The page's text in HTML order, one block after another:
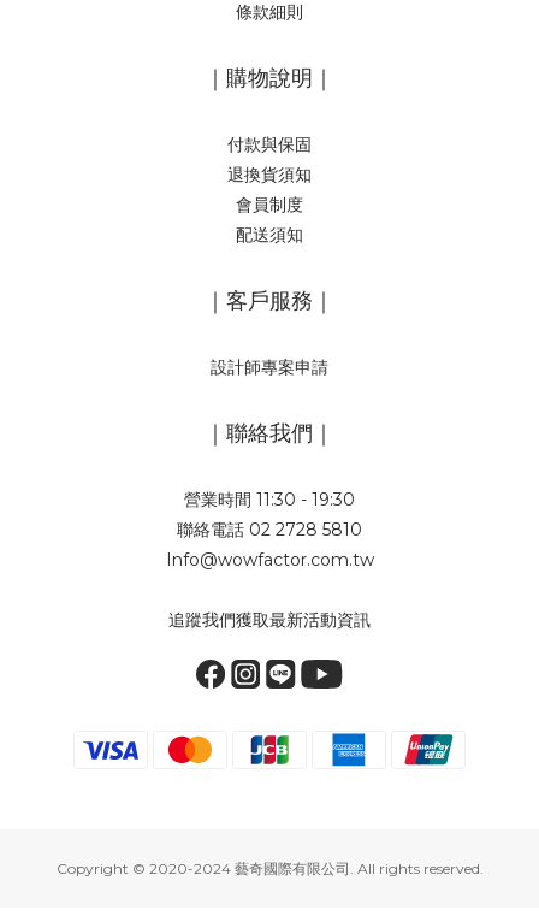
條款細則
｜購物說明｜
付款與保固
退換貨須知
會員制度
配送須知
｜客戶服務｜
設計師專案申請
｜聯絡我們｜
營業時間 11:30 - 19:30
聯絡電話 02 2728 5810
Info@wowfactor.com.tw
追蹤我們獲取最新活動資訊
Copyright © 2020-2024 藝奇國際有限公司. All rights reserved.